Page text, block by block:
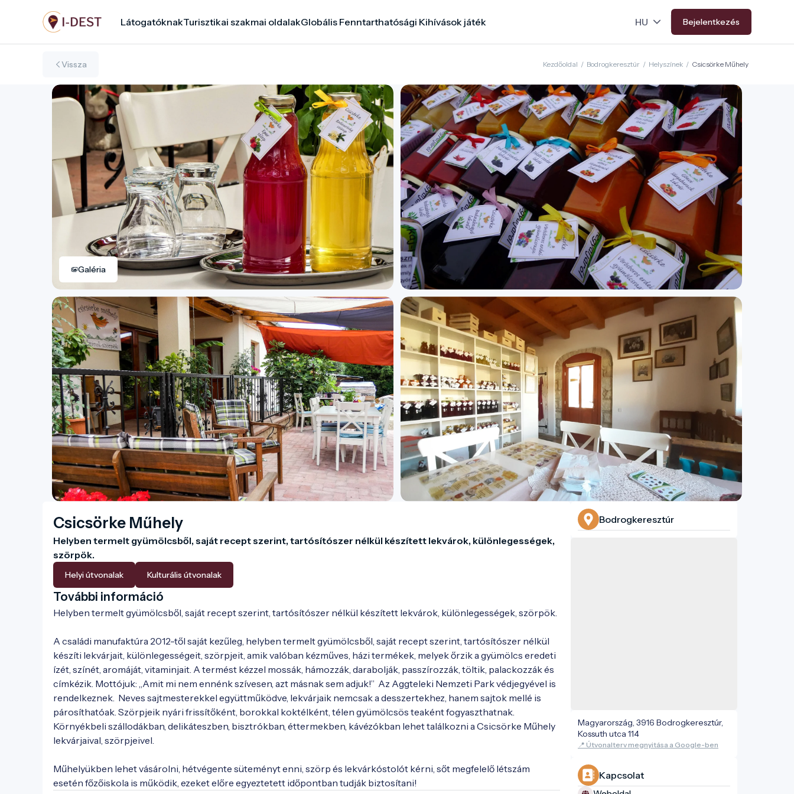
tartalomra
LátogatóknakTurisztikai szakmai oldalakGlobális Fenntarthatósági Kihívások játék Bejelentkezés
Vissza Kezdőoldal / Bodrogkeresztúr / Helyszínek / Csicsörke Műhely
Galéria
Csicsörke Műhely
Helyben termelt gyümölcsből, saját recept szerint, tartósítószer nélkül készített lekvárok, különlegességek,
szörpök.
Helyi útvonalak Kulturális útvonalak
További információ
Helyben termelt gyümölcsből, saját recept szerint, tartósítószer nélkül készített lekvárok, különlegességek, szörpök.
A családi manufaktúra 2012-től saját kezűleg, helyben termelt gyümölcsből, saját recept szerint, tartósítószer nélkül
készíti lekvárjait, különlegességeit, szörpjeit, amik valóban kézműves, házi termékek, melyek őrzik a gyümölcs eredeti
ízét, színét, aromáját, vitaminjait. A termést kézzel mossák, hámozzák, darabolják, passzírozzák, töltik, palackozzák és
címkézik. Mottójuk: „Amit mi nem ennénk szívesen, azt másnak sem adjuk!”  Az Aggteleki Nemzeti Park védjegyével is
rendelkeznek.  Neves sajtmesterekkel együttműködve, lekvárjaik nemcsak a desszertekhez, hanem sajtok mellé is
párosíthatóak. Szörpjeik nyári frissítőként, borokkal koktélként, télen gyümölcsös teaként fogyaszthatnak.
Környékbeli szállodákban, delikáteszben, bisztrókban, éttermekben, kávézókban lehet találkozni a Csicsörke Műhely
lekvárjaival, szörpjeivel.
Műhelyükben lehet vásárolni, hétvégente süteményt enni, szörp és lekvárkóstolót kérni, sőt megfelelő létszám
esetén főzőiskola is működik, ezeket előre egyeztetett időpontban tudják biztosítani!
Bodrogkeresztúr
Magyarország, 3916 Bodrogkeresztúr,
Kossuth utca 114
📍 Útvonalterv megnyitása a Google-ben
Kapcsolat